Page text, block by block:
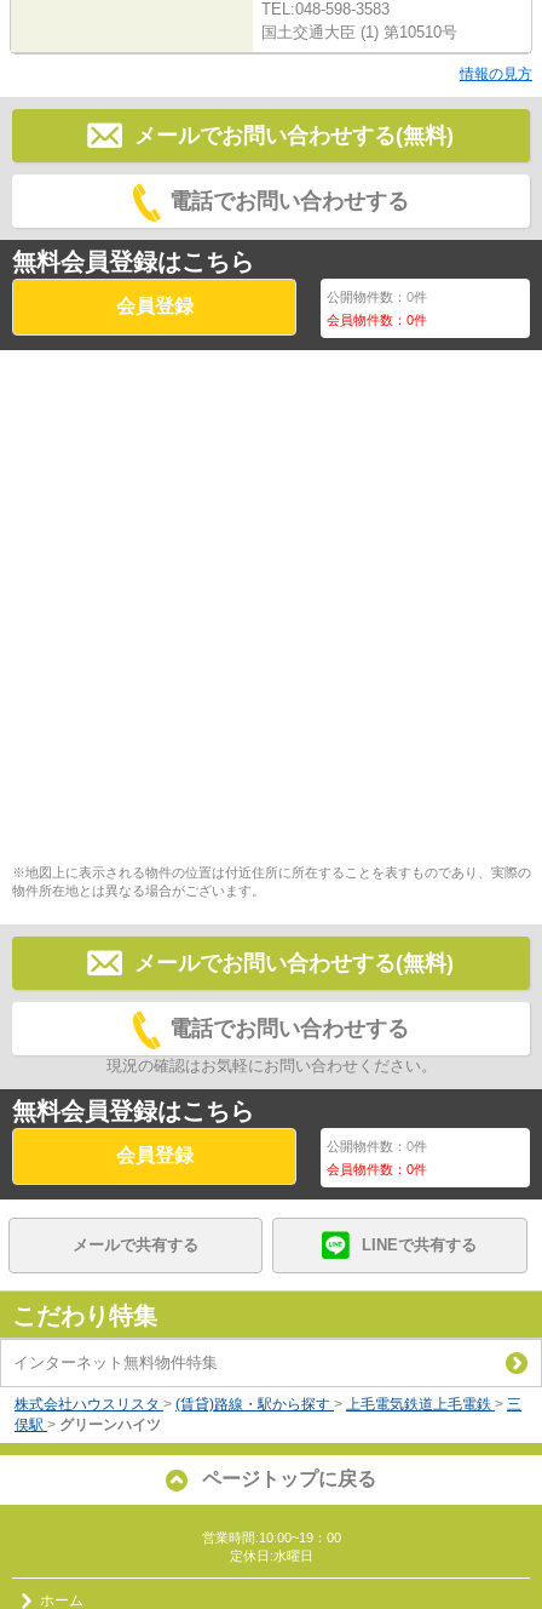
TEL:048-598-3583
国土交通大臣 (1) 第10510号
情報の見方
メールでお問い合わせする(無料)
電話でお問い合わせする
無料会員登録はこちら
会員登録 公開物件数：0件
会員物件数：0件
※地図上に表示される物件の位置は付近住所に所在することを表すものであり、実際の
物件所在地とは異なる場合がございます。
メールでお問い合わせする(無料)
電話でお問い合わせする
現況の確認はお気軽にお問い合わせください。
無料会員登録はこちら
会員登録 公開物件数：0件
会員物件数：0件
メールで共有する LINEで共有する
こだわり特集
インターネット無料物件特集
株式会社ハウスリスタ > (賃貸)路線・駅から探す > 上毛電気鉄道上毛電鉄 > 三
俣駅 > グリーンハイツ
ページトップに戻る
営業時間:10:00~19：00
定休日:水曜日
ホーム